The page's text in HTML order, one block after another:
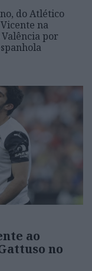
do Atlético
na
por
ao
no